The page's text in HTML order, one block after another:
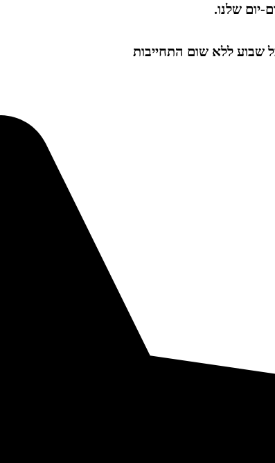
יום שלנו.
שבוע ללא שום התחייבות